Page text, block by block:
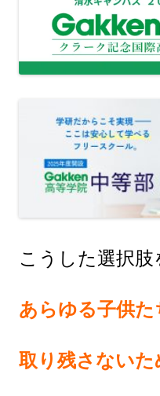
こうした選択肢
あらゆる子供た
取り残さない